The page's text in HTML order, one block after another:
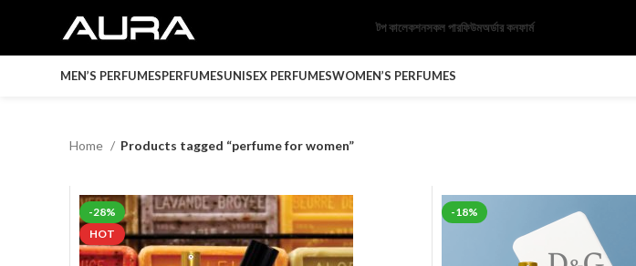
টপ কালেকশনসকল পারফিউমঅর্ডার কনফার্ম
MEN’S PERFUMESPERFUMESUNISEX PERFUMESWOMEN’S PERFUMES
Home Products tagged “perfume for women”
-28%
HOT
-18%